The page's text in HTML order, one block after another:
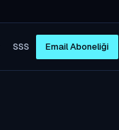
SSS Email Aboneliği